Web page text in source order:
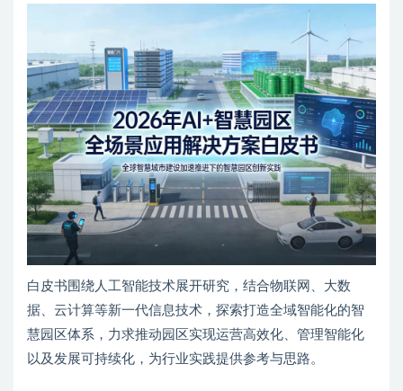
白皮书围绕人工智能技术展开研究，结合物联网、大数
据、云计算等新一代信息技术，探索打造全域智能化的智
慧园区体系，力求推动园区实现运营高效化、管理智能化
以及发展可持续化，为行业实践提供参考与思路。